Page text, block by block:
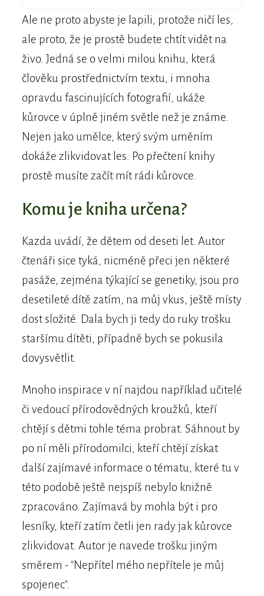
Ale ne proto abyste je lapili, protože ničí les,
ale proto, že je prostě budete chtít vidět na
živo. Jedná se o velmi milou knihu, která
člověku prostřednictvím textu, i mnoha
opravdu fascinujících fotografií, ukáže
kůrovce v úplně jiném světle než je známe.
Nejen jako umělce, který svým uměním
dokáže zlikvidovat les. Po přečtení knihy
prostě musíte začít mít rádi kůrovce.
Komu je kniha určena?
Kazda uvádí, že dětem od deseti let. Autor
čtenáři sice tyká, nicméně přeci jen některé
pasáže, zejména týkající se genetiky, jsou pro
desetileté dítě zatím, na můj vkus, ještě místy
dost složité. Dala bych ji tedy do ruky trošku
staršímu dítěti, případně bych se pokusila
dovysvětlit.
Mnoho inspirace v ní najdou například učitelé
či vedoucí přírodovědných kroužků, kteří
chtějí s dětmi tohle téma probrat. Sáhnout by
po ní měli přírodomilci, kteří chtějí získat
další zajímavé informace o tématu, které tu v
této podobě ještě nejspíš nebylo knižně
zpracováno. Zajímavá by mohla být i pro
lesníky, kteří zatím četli jen rady jak kůrovce
zlikvidovat. Autor je navede trošku jiným
směrem - "Nepřítel mého nepřítele je můj
spojenec".